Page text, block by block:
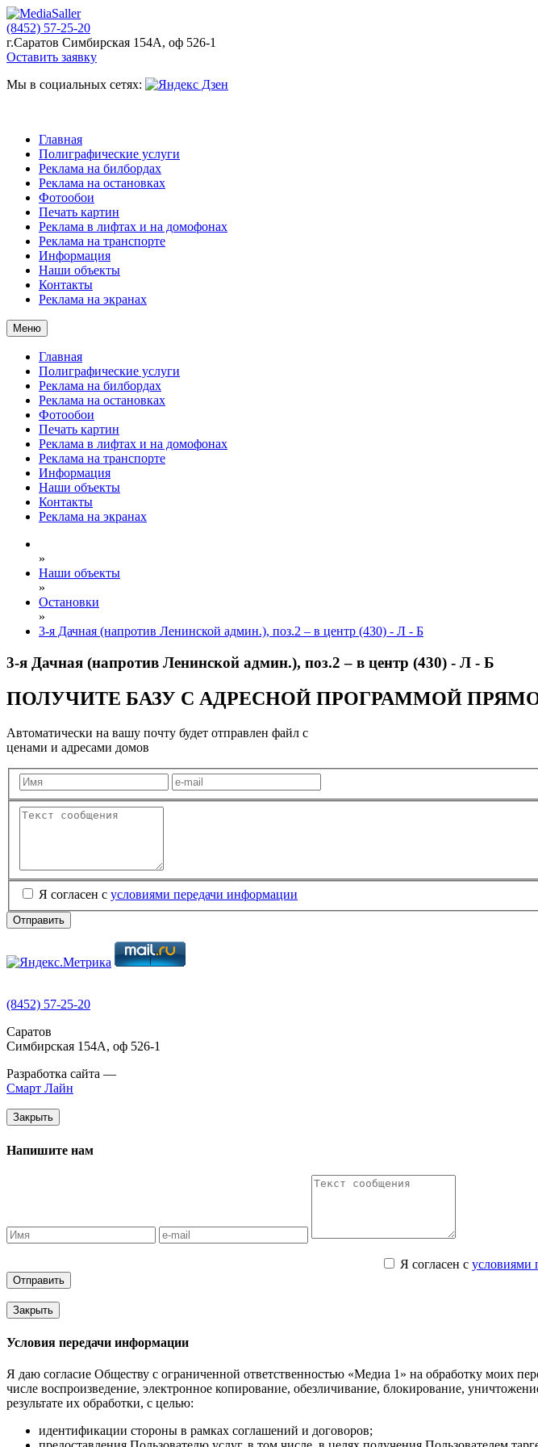
(8452) 57-25-20
г.Саратов Симбирская 154А, оф 526-1
Оставить заявку
Мы в социальных сетях:
Главная
Полиграфические услуги
Реклама на билбордах
Реклама на остановках
Фотообои
Печать картин
Реклама в лифтах и на домофонах
Реклама на транспорте
Информация
Наши объекты
Контакты
Реклама на экранах
Меню
Главная
Полиграфические услуги
Реклама на билбордах
Реклама на остановках
Фотообои
Печать картин
Реклама в лифтах и на домофонах
Реклама на транспорте
Информация
Наши объекты
Контакты
Реклама на экранах
»
Наши объекты
»
Остановки
»
3-я Дачная (напротив Ленинской админ.), поз.2 – в центр (430) - Л - Б
3-я Дачная (напротив Ленинской админ.), поз.2 – в центр (430) - Л - Б
ПОЛУЧИТЕ БАЗУ С АДРЕСНОЙ ПРОГРАММОЙ
Автоматически на вашу почту будет отправлен файл с
ценами и адресами домов
Я согласен с условиями передачи информации
Отправить
(8452) 57-25-20
Саратов
Симбирская 154А, оф 526-1
Разработка сайта —
Смарт Лайн
Закрыть
Напишите нам
Я согласен с условиями
Отправить
Закрыть
Условия передачи информации
Я даю согласие Обществу с ограниченной ответственностью «Медиа 1» на обработку моих
числе воспроизведение, электронное копирование, обезличивание, блокирование,
результате их обработки, с целью:
идентификации стороны в рамках соглашений и договоров;